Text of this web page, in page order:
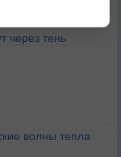
через тень
волны тепла